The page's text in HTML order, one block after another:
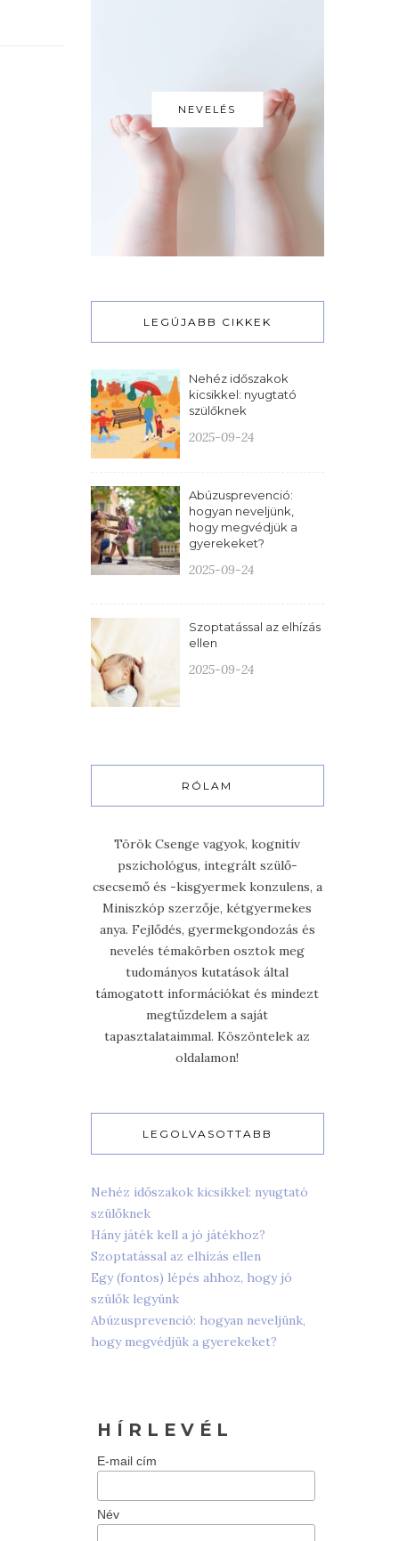
NEVELÉS
LEGÚJABB CIKKEK
Nehéz időszakok
kicsikkel: nyugtató
szülőknek
2025-09-24
Abúzusprevenció:
hogyan neveljünk,
hogy megvédjük a
gyerekeket?
2025-09-24
Szoptatással az elhízás
ellen
2025-09-24
RÓLAM
Török Csenge vagyok, kognitív
pszichológus, integrált szülő-
csecsemő és -kisgyermek konzulens, a
Miniszkóp szerzője, kétgyermekes
anya. Fejlődés, gyermekgondozás és
nevelés témakörben osztok meg
tudományos kutatások által
támogatott információkat és mindezt
megtűzdelem a saját
tapasztalataimmal. Köszöntelek az
oldalamon!
LEGOLVASOTTABB
Nehéz időszakok kicsikkel: nyugtató
szülőknek
Hány játék kell a jó játékhoz?
Szoptatással az elhízás ellen
Egy (fontos) lépés ahhoz, hogy jó
szülők legyünk
Abúzusprevenció: hogyan neveljünk,
hogy megvédjük a gyerekeket?
H Í R L E V É L
E-mail cím
Név